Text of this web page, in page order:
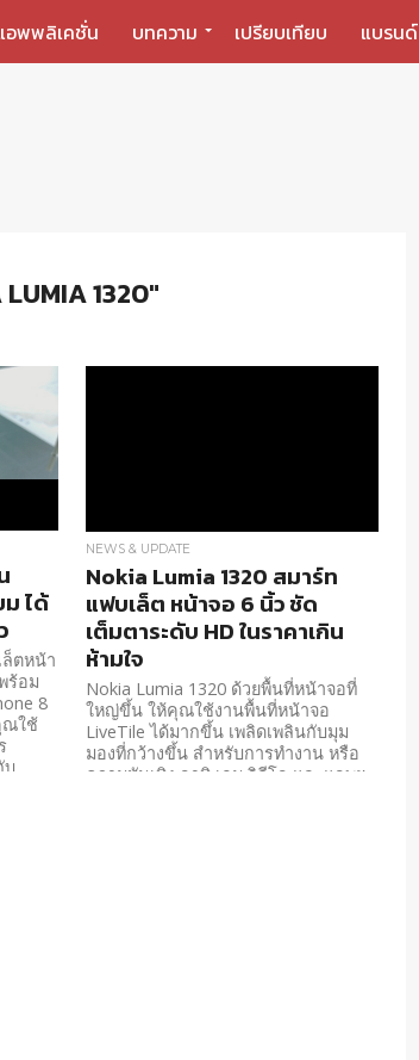
อพพลิเคชั่น บทความ เปรียบเทียบ แบรนด์
LUMIA 1320"
ได้
ล็ตหน้า
ร้อม
8
ณใช้
บ
NEWS & UPDATE
Nokia Lumia 1320 สมาร์ท
แฟบเล็ต หน้าจอ 6 นิ้ว ชัด
เต็มตาระดับ HD ในราคาเกิน
ห้ามใจ
Nokia Lumia 1320 ด้วยพื้นที่หน้าจอที่
ใหญ่ขึ้น ให้คุณใช้งานพื้นที่หน้าจอ
LiveTile ได้มากขึ้น เพลิดเพลินกับมุม
มองที่กว้างขึ้น สำหรับการทำงาน หรือ
ความบันเทิง อาทิ เกม วิดีโอ และแอพฯ